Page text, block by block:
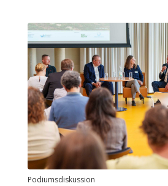
Podiumsdiskussion